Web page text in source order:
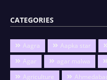
CATEGORIES
Aagra Aapka star
Agar
agar malwa
Agriculture